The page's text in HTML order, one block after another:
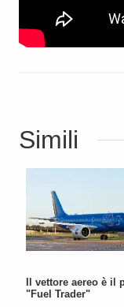
Simili
Il vettore aereo è
"Fuel Trader"